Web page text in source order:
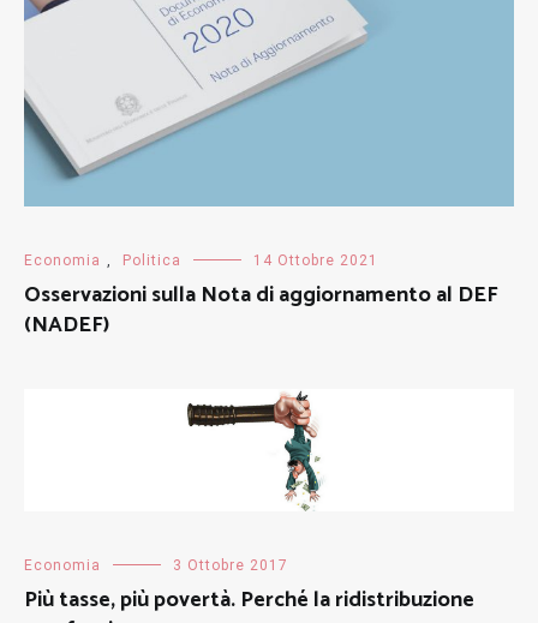
Economia , Politica 14 Ottobre 2021
Osservazioni sulla Nota di aggiornamento al DEF
(NADEF)
Economia 3 Ottobre 2017
Più tasse, più povertà. Perché la ridistribuzione